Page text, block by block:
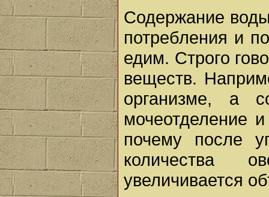
Содержание
потребления и
едим. Строго
веществ.
организме, а
мочеотделение
почему после
количества
увеличивается